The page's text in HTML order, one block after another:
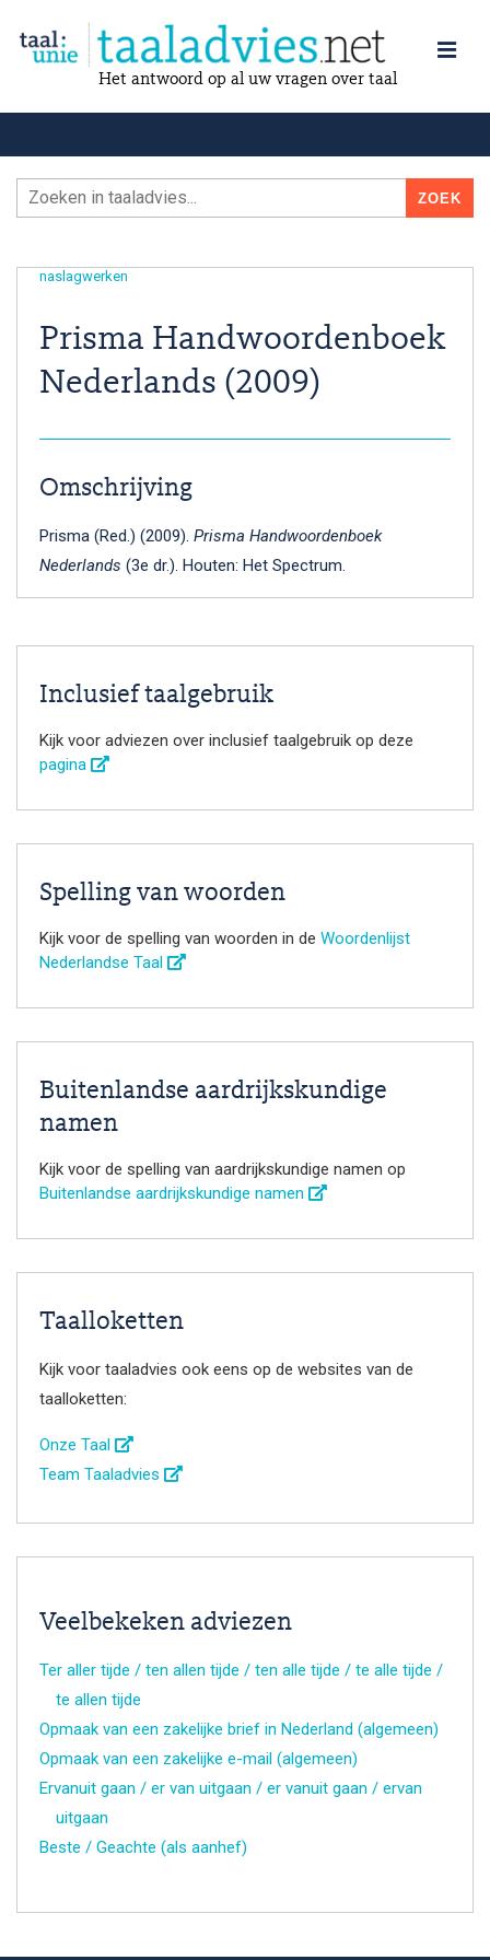
Het antwoord op al uw vragen over taal
naslagwerken
Prisma Handwoordenboek
Nederlands (2009)
Omschrijving
Prisma (Red.) (2009). Prisma Handwoordenboek
Nederlands (3e dr.). Houten: Het Spectrum.
Inclusief taalgebruik
Kijk voor adviezen over inclusief taalgebruik op deze
pagina
Spelling van woorden
Kijk voor de spelling van woorden in de Woordenlijst
Nederlandse Taal
Buitenlandse aardrijkskundige
namen
Kijk voor de spelling van aardrijkskundige namen op
Buitenlandse aardrijkskundige namen
Taalloketten
Kijk voor taaladvies ook eens op de websites van de
taalloketten:
Onze Taal
Team Taaladvies
Veelbekeken adviezen
Ter aller tijde / ten allen tijde / ten alle tijde / te alle tijde /
te allen tijde
Opmaak van een zakelijke brief in Nederland (algemeen)
Opmaak van een zakelijke e-mail (algemeen)
Ervanuit gaan / er van uitgaan / er vanuit gaan / ervan
uitgaan
Beste / Geachte (als aanhef)